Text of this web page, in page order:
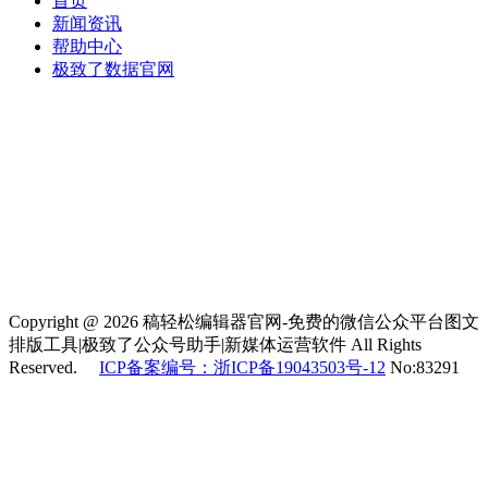
新闻资讯
帮助中心
极致了数据官网
Copyright @ 2026 稿轻松编辑器官网-免费的微信公众平台图文
排版工具|极致了公众号助手|新媒体运营软件 All Rights
Reserved. ICP备案编号：浙ICP备19043503号-12 No:83291